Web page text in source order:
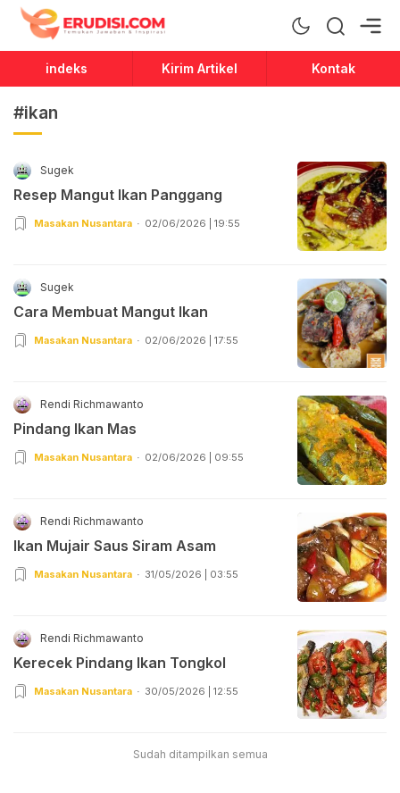
Erudisi
Temukan Jawaban dan Inspirasi
indeks Kirim Artikel Kontak
#ikan
Sugek
Resep Mangut Ikan Panggang
Masakan Nusantara 02/06/2026 | 19:55
Sugek
Cara Membuat Mangut Ikan
Masakan Nusantara 02/06/2026 | 17:55
Rendi Richmawanto
Pindang Ikan Mas
Masakan Nusantara 02/06/2026 | 09:55
Rendi Richmawanto
Ikan Mujair Saus Siram Asam
Masakan Nusantara 31/05/2026 | 03:55
Rendi Richmawanto
Kerecek Pindang Ikan Tongkol
Masakan Nusantara 30/05/2026 | 12:55
Sudah ditampilkan semua